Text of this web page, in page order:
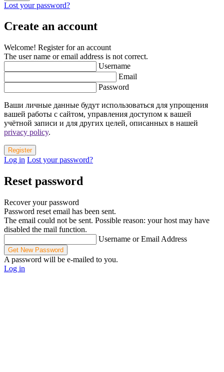
Lost your password?
Create an account
Welcome! Register for an account
The user name or email address is not correct.
Username
Email
Password
Ваши личные данные будут использоваться для упрощения
вашей работы с сайтом, управления доступом к вашей
учётной записи и для других целей, описанных в нашей
privacy policy.
Log in Lost your password?
Reset password
Recover your password
Password reset email has been sent.
The email could not be sent. Possible reason: your host may have
disabled the mail function.
Username or Email Address
A password will be e-mailed to you.
Log in